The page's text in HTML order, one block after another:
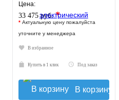
Цена:
33 475 руб.*
* Актуальную цену пожалуйста
уточните у менеджера
В избранное
Купить в 1 клик Под заказ
В корзину